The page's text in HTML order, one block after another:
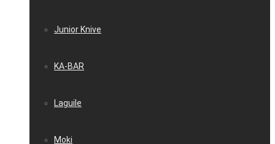
Junior Knive
KA-BAR
Laguile
Moki